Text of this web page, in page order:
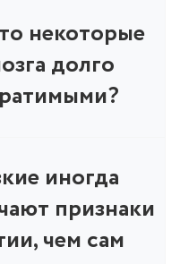
некоторые
долго
иногда
признаки
чем сам